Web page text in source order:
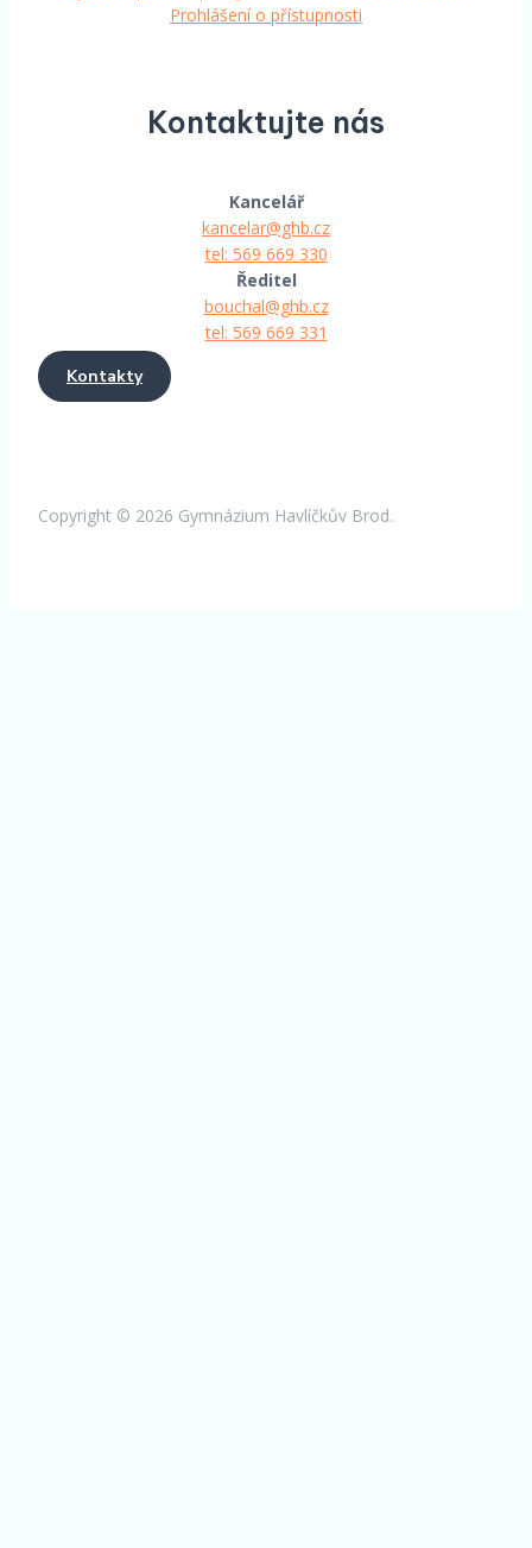
Prohlášení o přístupnosti
Kontaktujte nás
Kancelář
kancelar@ghb.cz
tel: 569 669 330
Ředitel
bouchal@ghb.cz
tel: 569 669 331
Kontakty
Copyright © 2026 Gymnázium Havlíčkův Brod.